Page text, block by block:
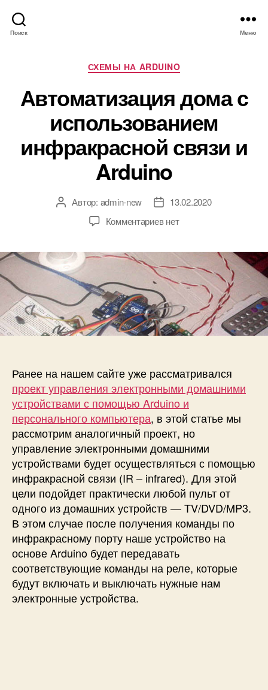
Поиск Меню
Р
у
б
р
и
к
и
СХЕМЫ НА ARDUINO
Автоматизация дома с
использованием
инфракрасной связи и
Arduino
А
р
з
а
и
с
и
Автор: admin-new
Д
т
з
а
п
и
с
и
13.02.2020
Комментариевк
и
с
и
А
в
т
а
т
и
з
а
ц
я
д
о
м
а
с
и
п
о
нет
Ранее на нашем сайте уже рассматривался
проект управления электронными домашними
устройствами с помощью Arduino и
персонального компьютера, в этой статье мы
рассмотрим аналогичный проект, но
управление электронными домашними
устройствами будет осуществляться с помощью
инфракрасной связи (IR – infrared). Для этой
цели подойдет практически любой пульт от
одного из домашних устройств — TV/DVD/MP3.
В этом случае после получения команды по
инфракрасному порту наше устройство на
основе Arduino будет передавать
соответствующие команды на реле, которые
будут включать и выключать нужные нам
электронные устройства.